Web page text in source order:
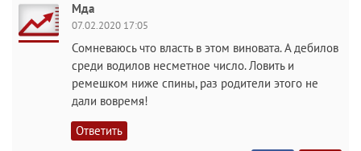
Мда
07.02.2020 17:05
Сомневаюсь что власть в этом виновата. А дебилов
среди водилов несметное число. Ловить и
ремешком ниже спины, раз родители этого не
дали вовремя!
Ответить